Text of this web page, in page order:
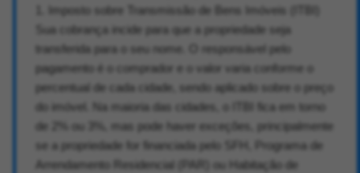
1. Imposto sobre Transmissão de Bens Imóveis (ITBI)
Sua cobrança incide para que a propriedade seja
transferida para o seu nome. O responsável pelo
pagamento é o comprador e o valor varia conforme o
percentual de cada cidade, sendo aplicado sobre o preço
do imóvel. Na maioria das cidades, o ITBI fica em torno
de 2% ou 3%, mas pode haver exceções, principalmente
se a propriedade for financiada pelo SFH, Programa de
Arrendamento Residencial (PAR) ou Habitação de